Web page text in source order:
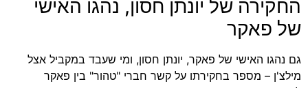
של יונתן חסון, נהגו האישי
פאקר
האישי של פאקר, יונתן חסון, ומי שעבד במקביל אצל
– מספר בחקירתו על קשר חברי "טהור" בין פאקר